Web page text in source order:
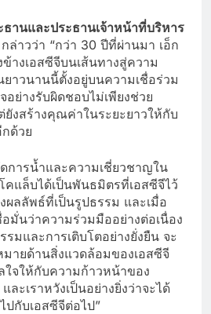
ธานและประธานเจ้าหน้าที่บริหาร
กล่าวว่า “กว่า 30 ปีที่ผ่านมา เอ็ก
างเอสซีจีบนเส้นทางสู่ความ
าวนานนี้ตั้งอยู่บนความเชื่อร่วม
อย่างรับผิดชอบไม่เพียงช่วย
ยังสร้างคุณค่าในระยะยาวให้กับ
ด้วย
การน้ำและความเชี่ยวชาญใน
คแล็บได้เป็นพันธมิตรที่เอสซีจีไว้
ผลลัพธ์ที่เป็นรูปธรรม และเมื่อ
อมั่นว่าความร่วมมืออย่างต่อเนื่อง
มและการเติบโตอย่างยั่งยืน จะ
มายด้านสิ่งแวดล้อมของเอสซีจี
ใจให้กับความก้าวหน้าของ
ะเราหวังเป็นอย่างยิ่งว่าจะได้
ปกับเอสซีจีต่อไป”